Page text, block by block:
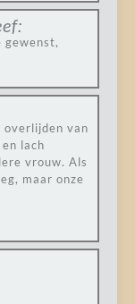
gewenst,
overlijden van
lach
vrouw. Als
maar onze